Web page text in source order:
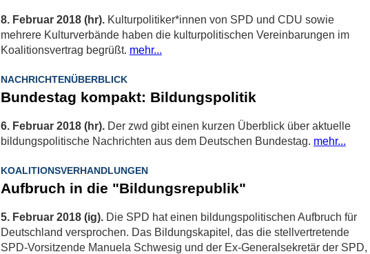
8. Februar 2018 (hr). Kulturpolitiker*innen von SPD und CDU sowie
mehrere Kulturverbände haben die kulturpolitischen Vereinbarungen im
Koalitionsvertrag begrüßt. mehr...
NACHRICHTENÜBERBLICK
Bundestag kompakt: Bildungspolitik
6. Februar 2018 (hr). Der zwd gibt einen kurzen Überblick über aktuelle
bildungspolitische Nachrichten aus dem Deutschen Bundestag. mehr...
KOALITIONSVERHANDLUNGEN
Aufbruch in die "Bildungsrepublik"
5. Februar 2018 (ig). Die SPD hat einen bildungspolitischen Aufbruch für
Deutschland versprochen. Das Bildungskapitel, das die stellvertretende
SPD-Vorsitzende Manuela Schwesig und der Ex-Generalsekretär der SPD,